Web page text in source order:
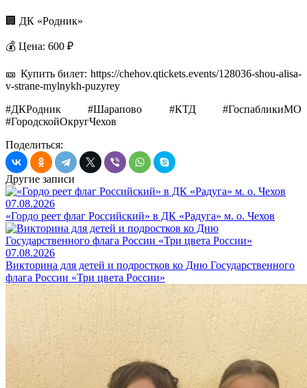
🏢 ДК «Родник»
💰 Цена: 600 ₽
🎫 Купить билет: https://chehov.qtickets.events/128036-shou-alisa-
v-strane-mylnykh-puzyrey
#ДКРодник #Шарапово #КТД #ГоспабликиМО
#ГородскойОкругЧехов
Поделиться:
Другие записи
07.08.2026
«Гордо реет флаг Российский» в ДК «Радуга» м. о. Чехов
07.08.2026
Викторина для детей и подростков ко Дню Государственного
флага России «Три цвета России»